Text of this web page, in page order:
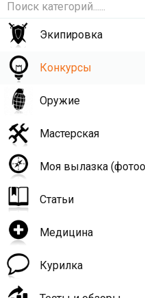
Экипировка
Конкурсы
Оружие
Мастерская
Моя вылазка
Статьи
Медицина
Курилка